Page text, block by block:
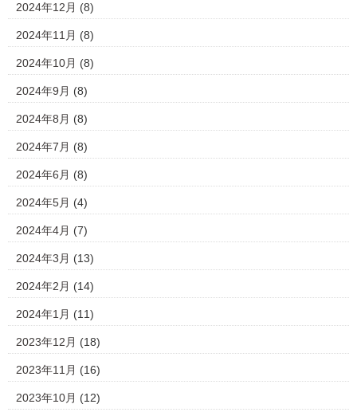
2024年12月 (8)
2024年11月 (8)
2024年10月 (8)
2024年9月 (8)
2024年8月 (8)
2024年7月 (8)
2024年6月 (8)
2024年5月 (4)
2024年4月 (7)
2024年3月 (13)
2024年2月 (14)
2024年1月 (11)
2023年12月 (18)
2023年11月 (16)
2023年10月 (12)